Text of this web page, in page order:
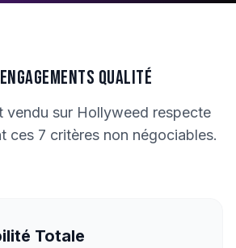
QUALITÉ
vendu sur Hollyweed respecte
ces 7 critères non négociables.
Totale